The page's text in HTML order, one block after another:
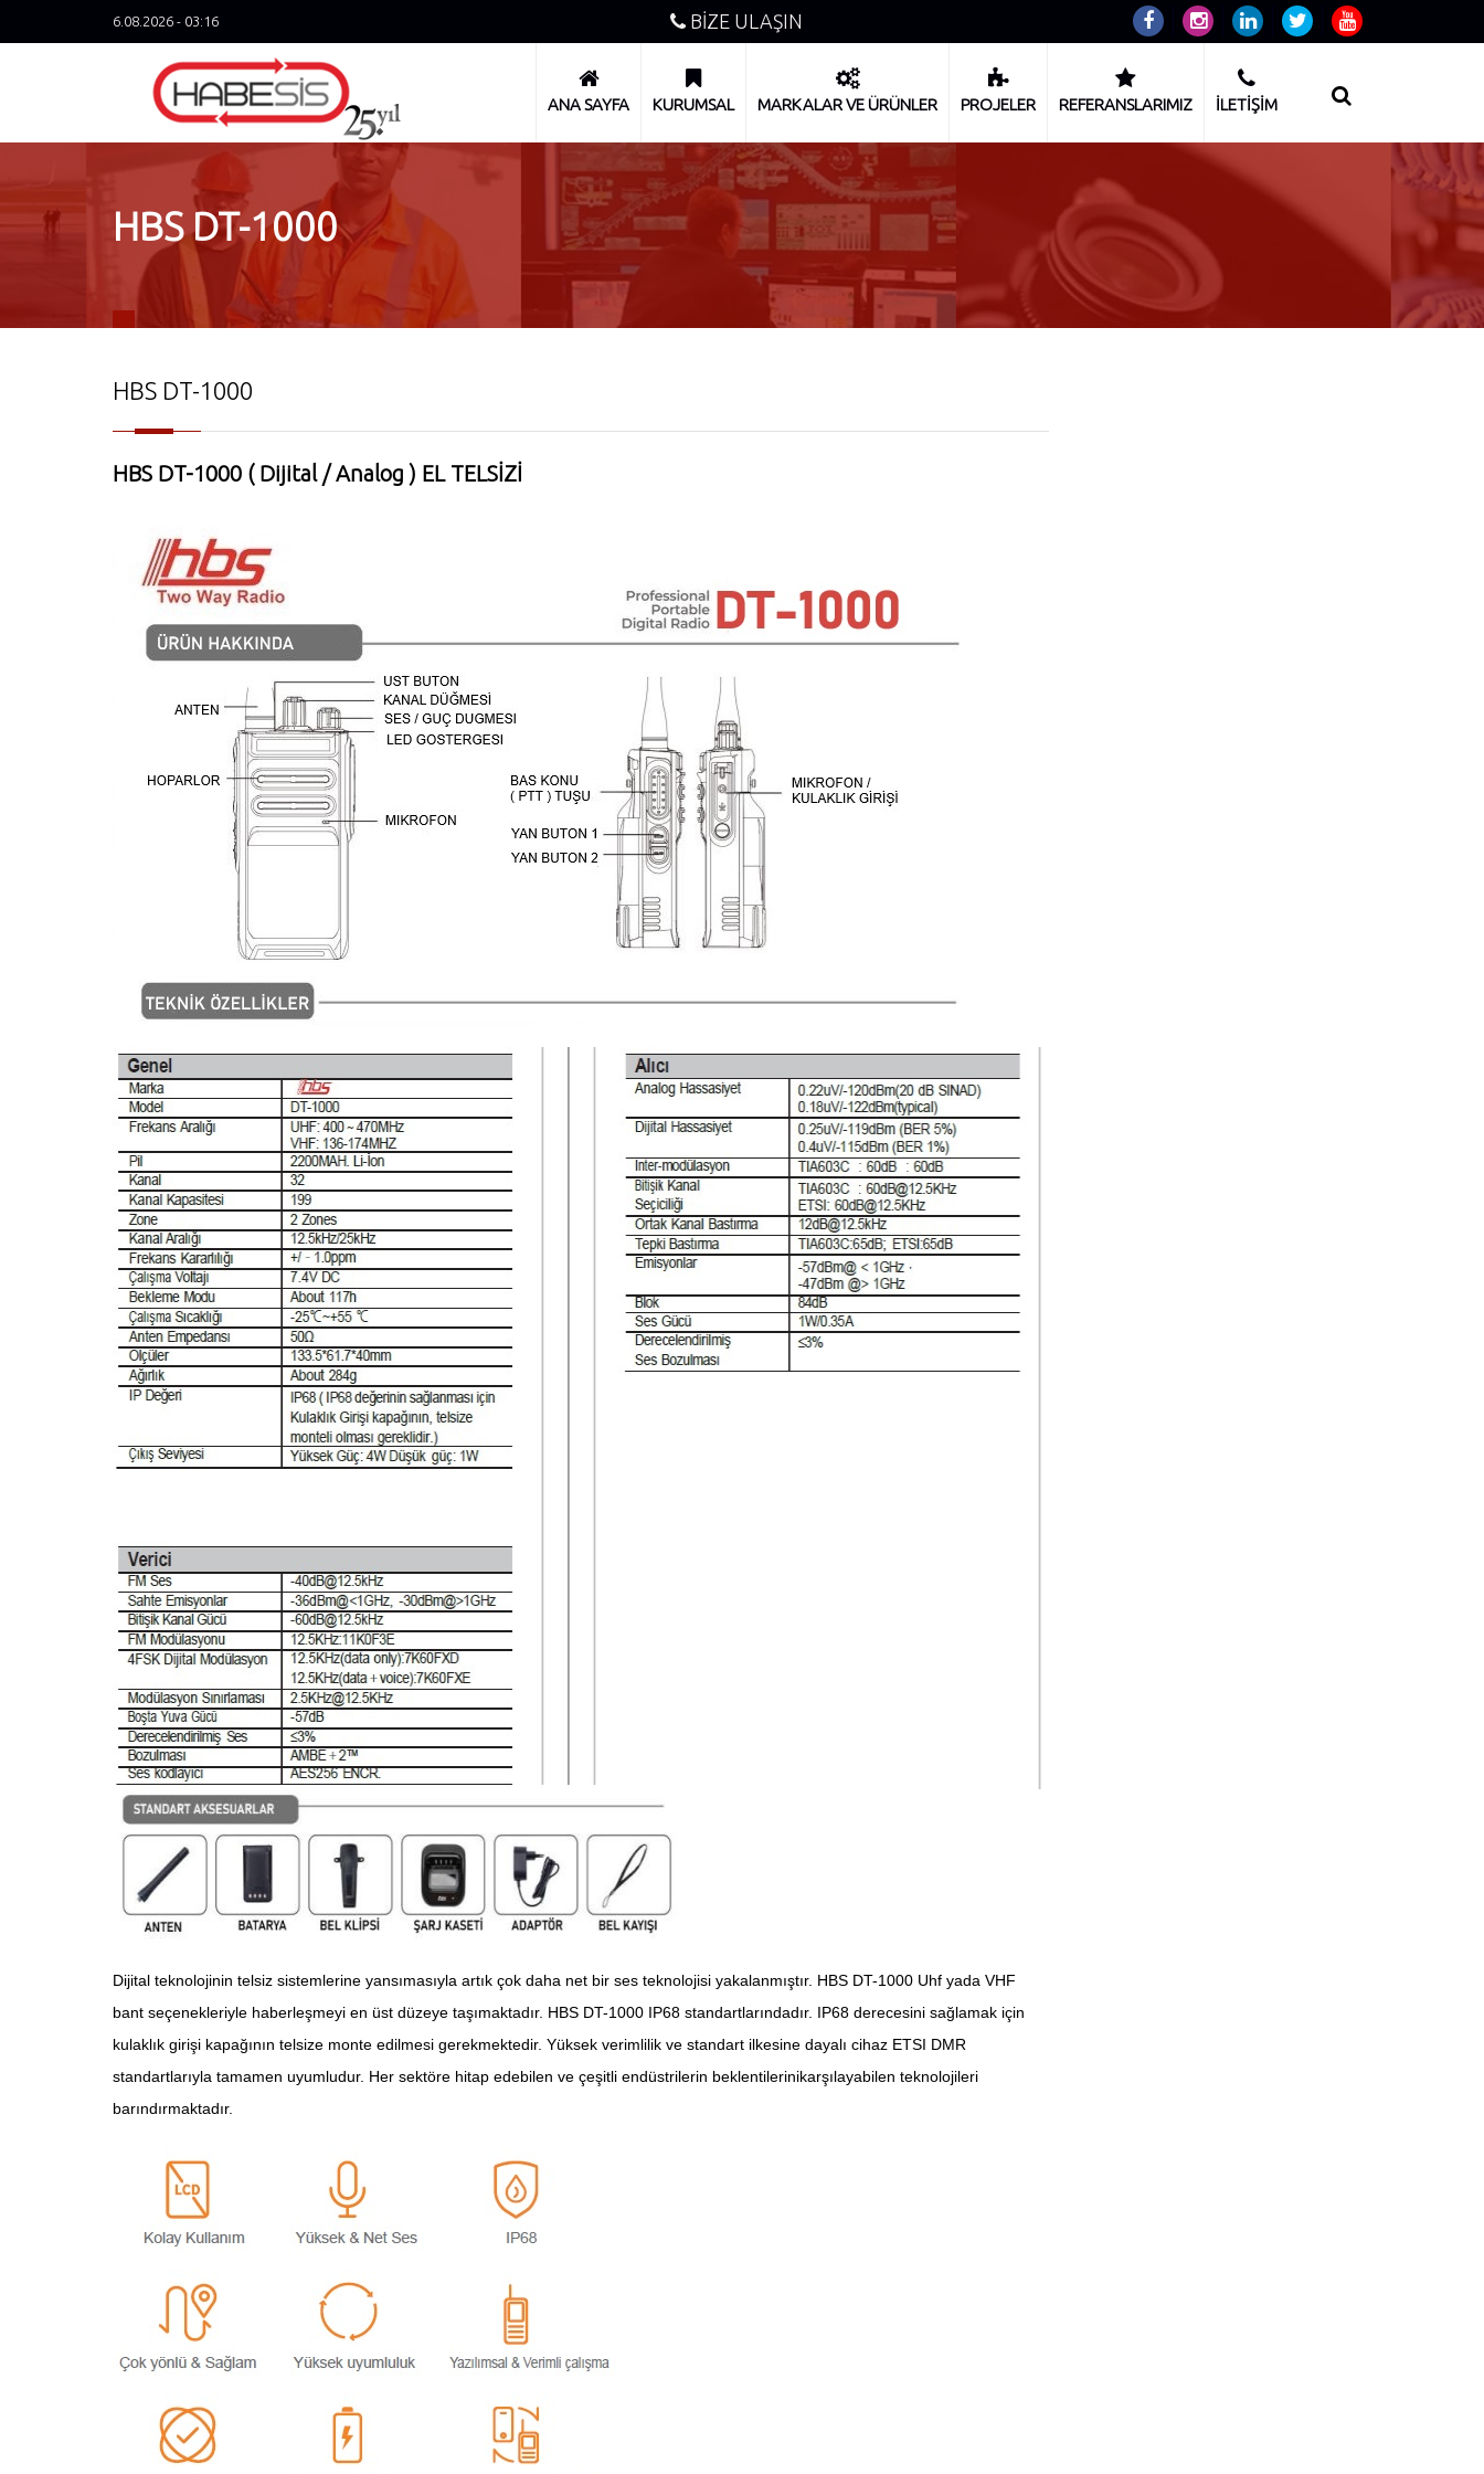
6.08.2026 - 03:16 BİZE ULAŞIN
ANA SAYFA KURUMSAL MARKALAR VE ÜRÜNLER PROJELER REFERANSLARIMIZ İLETİŞİM
HBS DT-1000
HBS DT-1000
HBS DT-1000 ( Dijital / Analog ) EL TELSİZİ
Dijital teknolojinin telsiz sistemlerine yansımasıyla artık çok daha net bir ses teknolojisi yakalanmıştır. HBS DT-1000 Uhf yada VHF
bant seçenekleriyle haberleşmeyi en üst düzeye taşımaktadır. HBS DT-1000 IP68 standartlarındadır. IP68 derecesini sağlamak için
kulaklık girişi kapağının telsize monte edilmesi gerekmektedir. Yüksek verimlilik ve standart ilkesine dayalı cihaz ETSI DMR
standartlarıyla tamamen uyumludur. Her sektöre hitap edebilen ve çeşitli endüstrilerin beklentilerinikarşılayabilen teknolojileri
barındırmaktadır.